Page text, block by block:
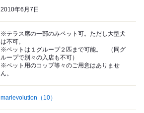
2010年6月7日
※テラス席の一部のみペット可。ただし大型犬
は不可。
※ペットは１グループ２匹まで可能。 （同グ
ループで別々の入店も不可）
※ペット用のコップ等々のご用意はありませ
ん。
marievolution （10）